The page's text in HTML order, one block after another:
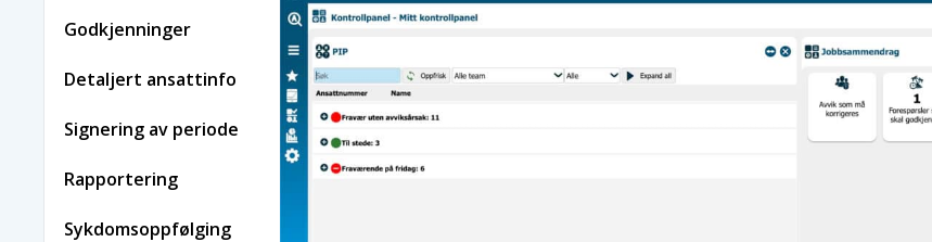
Godkjenninger
Detaljert ansattinfo
Signering av periode
Rapportering
Sykdomsoppfølging